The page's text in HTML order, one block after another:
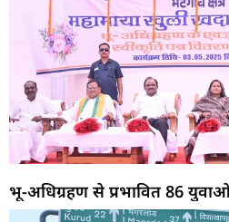
भू-अधिग्रहण से प्रभावित 86